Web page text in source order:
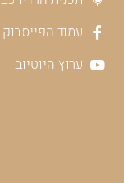
עמוד הפייסבוק
ערוץ היוטיוב